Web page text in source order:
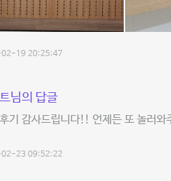
19 20:25:47
님의 답글
기 감사드립니다!! 언제든 또 놀러와
23 09:52:22